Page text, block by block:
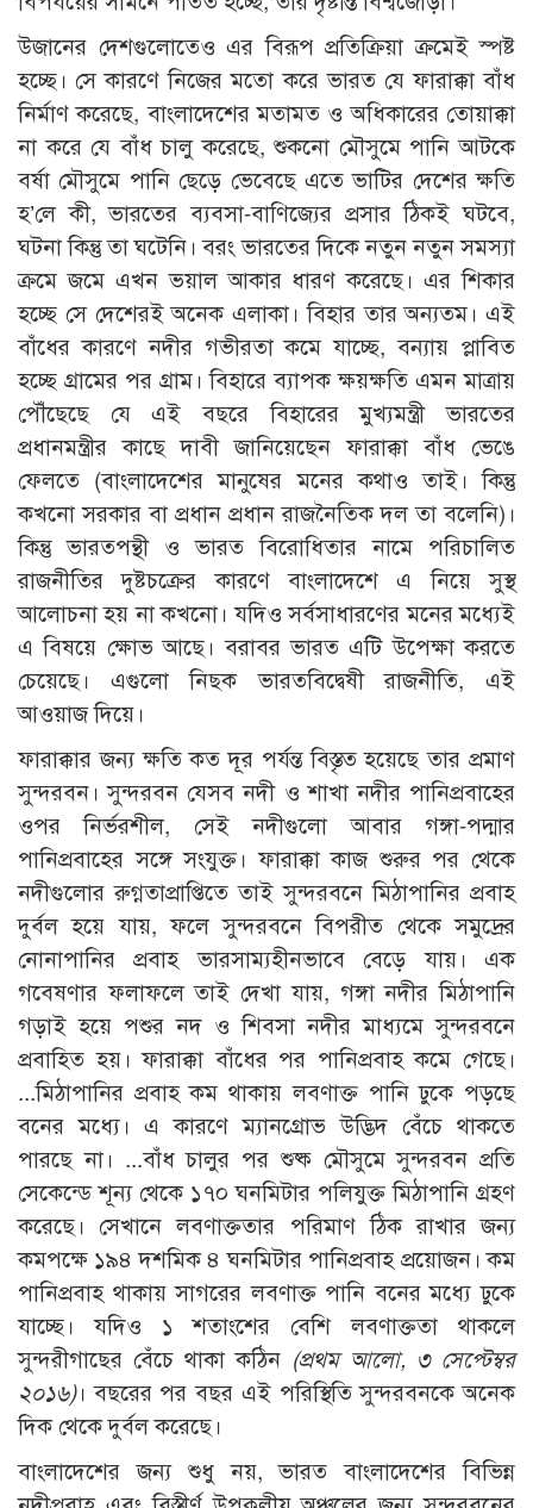
উজানের দেশগুলোতেও এর বিরূপ প্রতিক্রিয়া ক্রমেই স্পষ্ট
হচ্ছে। সে কারণে নিজের মতো করে ভারত যে ফারাক্কা বাঁধ
নির্মাণ করেছে, বাংলাদেশের মতামত ও অধিকারের তোয়াক্কা
না করে যে বাঁধ চালু করেছে, শুকনো মৌসুমে পানি আটকে
বর্ষা মৌসুমে পানি ছেড়ে ভেবেছে এতে ভাটির দেশের ক্ষতি
হ’লে কী, ভারতের ব্যবসা-বাণিজ্যের প্রসার ঠিকই ঘটবে,
ঘটনা কিন্তু তা ঘটেনি। বরং ভারতের দিকে নতুন নতুন সমস্যা
ক্রমে জমে এখন ভয়াল আকার ধারণ করেছে। এর শিকার
হচ্ছে সে দেশেরই অনেক এলাকা। বিহার তার অন্যতম। এই
বাঁধের কারণে নদীর গভীরতা কমে যাচ্ছে, বন্যায় প্লাবিত
হচ্ছে গ্রামের পর গ্রাম। বিহারে ব্যাপক ক্ষয়ক্ষতি এমন মাত্রায়
পৌঁছেছে যে এই বছরে বিহারের মুখ্যমন্ত্রী ভারতের
প্রধানমন্ত্রীর কাছে দাবী জানিয়েছেন ফারাক্কা বাঁধ ভেঙে
ফেলতে (বাংলাদেশের মানুষের মনের কথাও তাই। কিন্তু
কখনো সরকার বা প্রধান প্রধান রাজনৈতিক দল তা বলেনি)।
কিন্তু ভারতপন্থী ও ভারত বিরোধিতার নামে পরিচালিত
রাজনীতির দুষ্টচক্রের কারণে বাংলাদেশে এ নিয়ে সুস্থ
আলোচনা হয় না কখনো। যদিও সর্বসাধারণের মনের মধ্যেই
এ বিষয়ে ক্ষোভ আছে। বরাবর ভারত এটি উপেক্ষা করতে
চেয়েছে। এগুলো নিছক ভারতবিদ্বেষী রাজনীতি, এই
আওয়াজ দিয়ে।
ফারাক্কার জন্য ক্ষতি কত দূর পর্যন্ত বিস্তৃত হয়েছে তার প্রমাণ
সুন্দরবন। সুন্দরবন যেসব নদী ও শাখা নদীর পানিপ্রবাহের
ওপর নির্ভরশীল, সেই নদীগুলো আবার গঙ্গা-পদ্মার
পানিপ্রবাহের সঙ্গে সংযুক্ত। ফারাক্কা কাজ শুরুর পর থেকে
নদীগুলোর রুগ্নতাপ্রাপ্তিতে তাই সুন্দরবনে মিঠাপানির প্রবাহ
দুর্বল হয়ে যায়, ফলে সুন্দরবনে বিপরীত থেকে সমুদ্রের
নোনাপানির প্রবাহ ভারসাম্যহীনভাবে বেড়ে যায়। এক
গবেষণার ফলাফলে তাই দেখা যায়, গঙ্গা নদীর মিঠাপানি
গড়াই হয়ে পশুর নদ ও শিবসা নদীর মাধ্যমে সুন্দরবনে
প্রবাহিত হয়। ফারাক্কা বাঁধের পর পানিপ্রবাহ কমে গেছে।
...মিঠাপানির প্রবাহ কম থাকায় লবণাক্ত পানি ঢুকে পড়ছে
বনের মধ্যে। এ কারণে ম্যানগ্রোভ উদ্ভিদ বেঁচে থাকতে
পারছে না। ...বাঁধ চালুর পর শুষ্ক মৌসুমে সুন্দরবন প্রতি
সেকেন্ডে শূন্য থেকে ১৭০ ঘনমিটার পলিযুক্ত মিঠাপানি গ্রহণ
করেছে। সেখানে লবণাক্ততার পরিমাণ ঠিক রাখার জন্য
কমপক্ষে ১৯৪ দশমিক ৪ ঘনমিটার পানিপ্রবাহ প্রয়োজন। কম
পানিপ্রবাহ থাকায় সাগরের লবণাক্ত পানি বনের মধ্যে ঢুকে
যাচ্ছে। যদিও ১ শতাংশের বেশি লবণাক্ততা থাকলে
সুন্দরীগাছের বেঁচে থাকা কঠিন (প্রথম আলো, ৩ সেপ্টেম্বর
২০১৬)। বছরের পর বছর এই পরিস্থিতি সুন্দরবনকে অনেক
দিক থেকে দুর্বল করেছে।
বাংলাদেশের জন্য শুধু নয়, ভারত বাংলাদেশের বিভিন্ন